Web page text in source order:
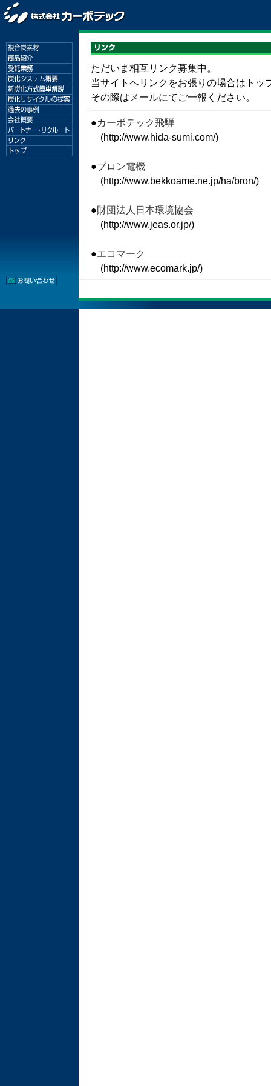
ただいま相互リンク募集中。
当サイトへリンクをお張りの場合はトッ
その際は メールにてご一報ください。
●カーボテック飛騨
(http://www.hida-sumi.com/)
●ブロン電機
(http://www.bekkoame.ne.jp/ha/bron/)
●財団法人日本環境協会
(http://www.jeas.or.jp/)
●エコマーク
(http://www.ecomark.jp/)